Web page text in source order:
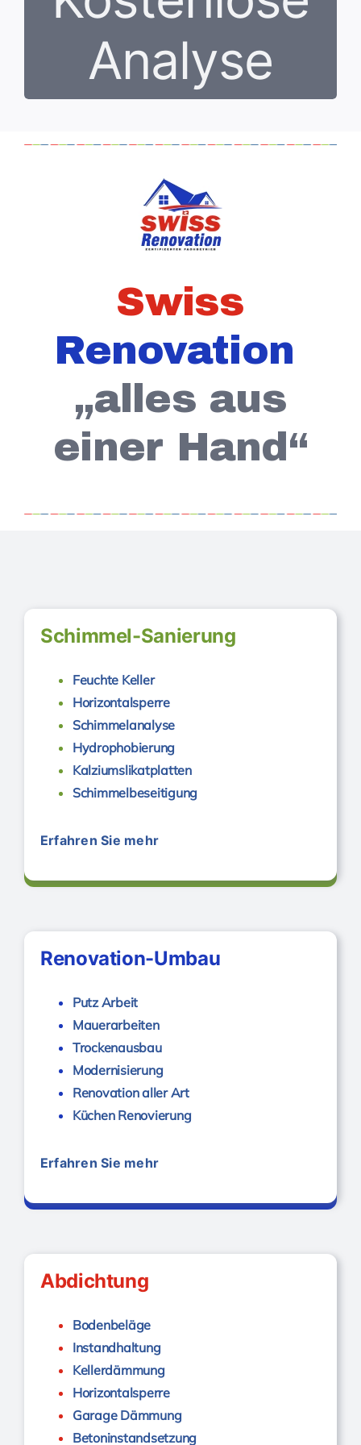
Analyse
Swiss
Renovation
„alles aus
einer Hand“
Schimmel-Sanierung
Feuchte Keller
Horizontalsperre
Schimmelanalyse
Hydrophobierung
Kalziumslikatplatten
Schimmelbeseitigung
Erfahren Sie mehr
Renovation-Umbau
Putz Arbeit
Mauerarbeiten
Trockenausbau
Modernisierung
Renovation aller Art
Küchen Renovierung
Erfahren Sie mehr
Abdichtung
Bodenbeläge
Instandhaltung
Kellerdämmung
Horizontalsperre
Garage Dämmung
Betoninstandsetzung